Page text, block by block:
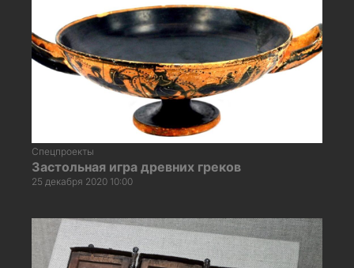
Спецпроекты
Застольная игра древних греков
25 декабря 2020 10:00